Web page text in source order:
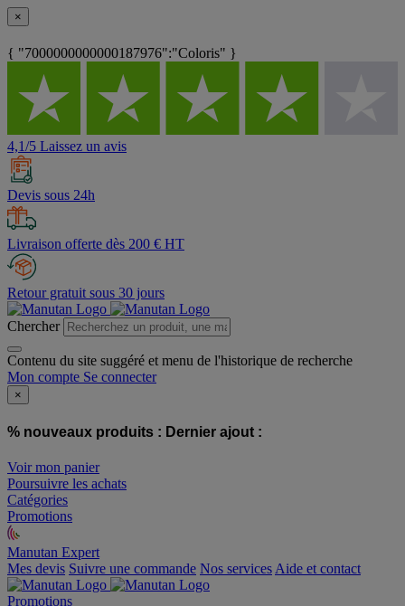
×
{ "7000000000000187976":"Coloris" }
4,1/5 Laissez un avis
Devis sous 24h
Livraison offerte dès 200 € HT
Retour gratuit sous 30 jours
Chercher
Contenu du site suggéré et menu de l'historique de recherche
Mon compte Se connecter
×
% nouveaux produits : Dernier ajout :
Voir mon panier
Poursuivre les achats
Catégories
Promotions
Manutan Expert
offre reconditionnée
Mes devis Suivre une commande Nos services